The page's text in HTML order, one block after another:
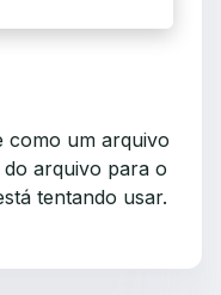
como um arquivo
arquivo para o
tentando usar.